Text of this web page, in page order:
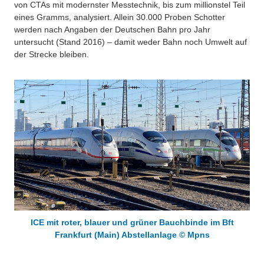
von CTAs mit modernster Messtechnik, bis zum millionstel Teil
eines Gramms, analysiert. Allein 30.000 Proben Schotter
werden nach Angaben der Deutschen Bahn pro Jahr
untersucht (Stand 2016) – damit weder Bahn noch Umwelt auf
der Strecke bleiben.
ICE mit roter, blauer und grüner Bauchbinde im Bft
Frankfurt (Main) Abstellanlage © Mpns